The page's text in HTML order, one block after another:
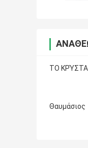
ΤΟ
Θαυμάσιος